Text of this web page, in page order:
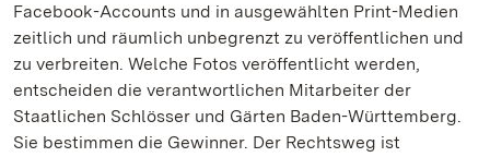
Facebook-Accounts und in ausgewählten Print-Medien
zeitlich und räumlich unbegrenzt zu veröffentlichen und
zu verbreiten. Welche Fotos veröffentlicht werden,
entscheiden die verantwortlichen Mitarbeiter der
Staatlichen Schlösser und Gärten Baden-Württemberg.
Sie bestimmen die Gewinner. Der Rechtsweg ist